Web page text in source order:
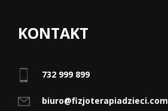
KONTAKT
732 999 899
biuro@fizjoterapiadzieci.com